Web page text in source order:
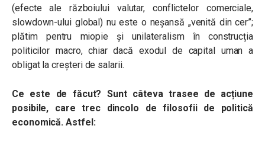
(efecte ale războiului valutar, conflictelor comerciale,
slowdown-ului global) nu este o neșansă „venită din cer”;
plătim pentru miopie și unilateralism în construcția
politicilor macro, chiar dacă exodul de capital uman a
obligat la creșteri de salarii.
Ce este de făcut? Sunt câteva trasee de acțiune
posibile, care trec dincolo de filosofii de politică
economică. Astfel: